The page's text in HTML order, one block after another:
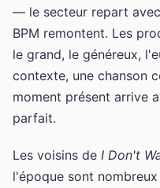
— le secteur repart
BPM remontent. Les
le grand, le généreux,
contexte, une chanson
moment présent arrive
parfait.
Les voisins de I Don't
l'époque sont